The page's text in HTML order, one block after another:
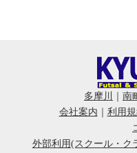
多摩川
南
会社案内
利用
外部利用(スクール・ク